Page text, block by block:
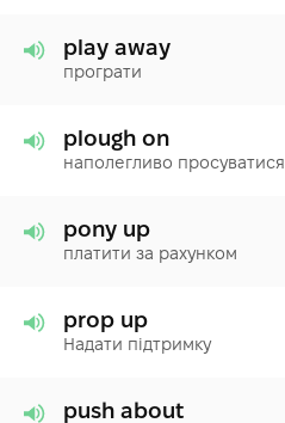
play away
програти
plough on
наполегливо просуватися
pony up
платити за рахунком
prop up
Надати підтримку
push about